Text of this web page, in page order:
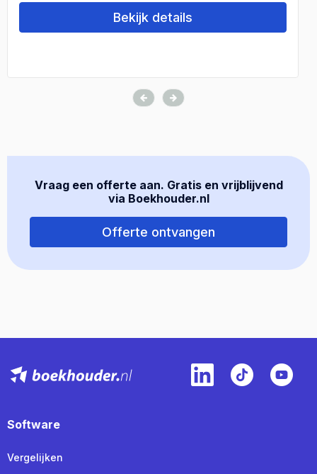
Bekijk details
Vraag een offerte aan. Gratis en vrijblijvend
via Boekhouder.nl
Offerte ontvangen
Software
Vergelijken